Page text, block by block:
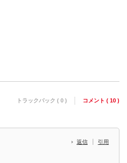
トラックバック ( 0 ) コメント ( 10 )
返信 引用